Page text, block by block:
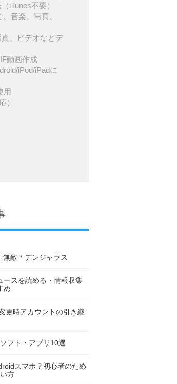
iTunes不要）
音楽、写真、
、ビデオなどデ
動画作成
iPod/iPadに
用
）
無敵＊デンジャラス
ースを読める・情報収集
め
更時アカウントの引き継
フト・アプリ10選
スマホ？初心者のため
方